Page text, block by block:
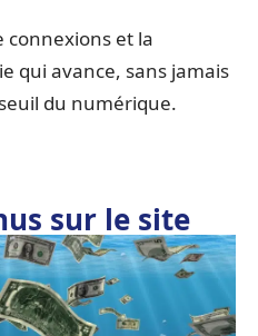
connexions et la
qui avance, sans jamais
du numérique.
sur le site